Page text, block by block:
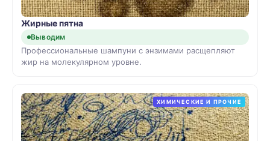
Жирные пятна
Выводим
Профессиональные шампуни с энзимами расщепляют
жир на молекулярном уровне.
ХИМИЧЕСКИЕ И ПРОЧИЕ